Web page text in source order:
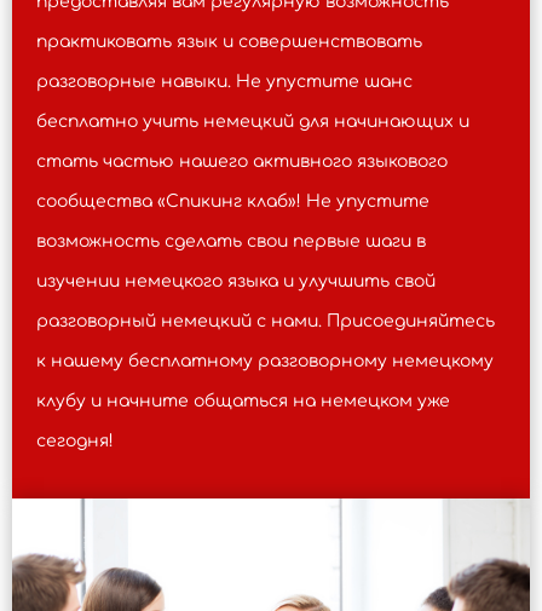
проблемы?
иметь кумулятивный эффект,
вносят свой вклад в создание
жизни?
- Спорт позитивно влияет на мою
физическую форму, эмоциональное
продуктивность в других областях
жизни.
Как новости и события в
вашу повседневную жизнь?
влиять на мою повседневную жизнь
через экономические факторы,
общественные настроения.
Расскажите о последних
событиях или тенденциях,
возрастающая зависимость от
цифровых технологий, что может
практиковать язык и совершенствовать
разговорные навыки. Не упустите шанс
бесплатно учить немецкий для начинающих и
стать частью нашего активного языкового
сообщества «Спикинг клаб»! Не упустите
возможность сделать свои первые шаги в
изучении немецкого языка и улучшить свой
разговорный немецкий с нами. Присоединяйтесь
к нашему бесплатному разговорному немецкому
клубу и начните общаться на немецком уже
сегодня!